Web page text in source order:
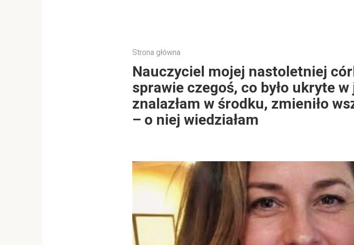
Strona główna
Nauczyciel mojej nastoletniej
sprawie czegoś, co było ukryte
znalazłam w środku, zmieniło
– o niej wiedziałam